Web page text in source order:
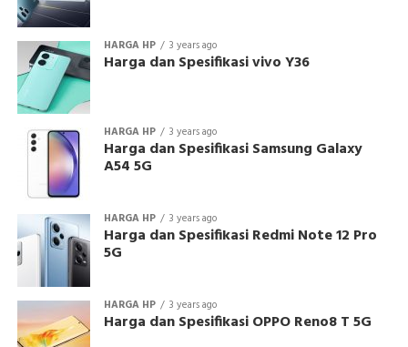
HARGA HP 3 years ago
Harga dan Spesifikasi vivo Y36
HARGA HP 3 years ago
Harga dan Spesifikasi Samsung Galaxy
A54 5G
HARGA HP 3 years ago
Harga dan Spesifikasi Redmi Note 12 Pro
5G
HARGA HP 3 years ago
Harga dan Spesifikasi OPPO Reno8 T 5G